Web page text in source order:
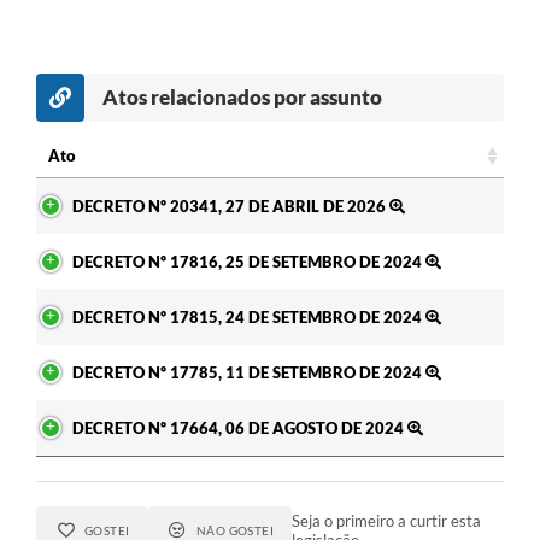
Atos relacionados por assunto
Ato
DECRETO Nº 20341, 27 DE ABRIL DE 2026
DECRETO Nº 17816, 25 DE SETEMBRO DE 2024
DECRETO Nº 17815, 24 DE SETEMBRO DE 2024
DECRETO Nº 17785, 11 DE SETEMBRO DE 2024
DECRETO Nº 17664, 06 DE AGOSTO DE 2024
GOSTEI NÃO GOSTEI
Seja o primeiro a curtir esta